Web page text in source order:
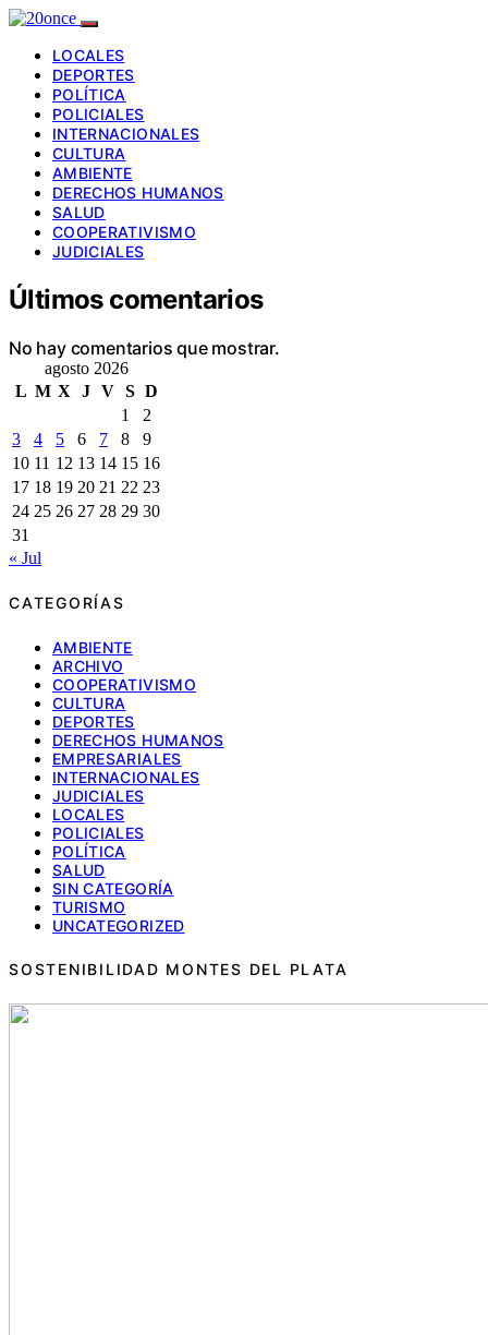
LOCALES
DEPORTES
POLÍTICA
POLICIALES
INTERNACIONALES
CULTURA
AMBIENTE
DERECHOS HUMANOS
SALUD
COOPERATIVISMO
JUDICIALES
Últimos comentarios
No hay comentarios que mostrar.
agosto 2026
L M X J V S D
1
2
3
4 5 6 7 8
9
10 11 12 13 14 15 16
17 18 19 20 21 22 23
24 25 26 27 28 29 30
31
« Jul
CATEGORÍAS
AMBIENTE
ARCHIVO
COOPERATIVISMO
CULTURA
DEPORTES
DERECHOS HUMANOS
EMPRESARIALES
INTERNACIONALES
JUDICIALES
LOCALES
POLICIALES
POLÍTICA
SALUD
SIN CATEGORÍA
TURISMO
UNCATEGORIZED
SOSTENIBILIDAD MONTES DEL PLATA